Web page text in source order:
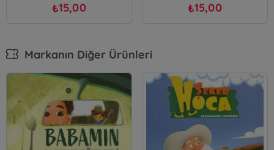
₺15,00 ₺15,00
Markanın Diğer Ürünleri